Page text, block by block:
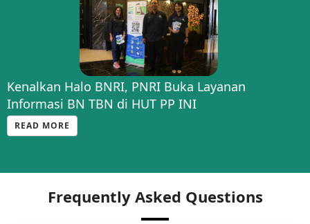
Kenalkan Halo BNRI, PNRI Buka Layanan
Informasi BN TBN di HUT PP INI
READ MORE
Frequently Asked Questions